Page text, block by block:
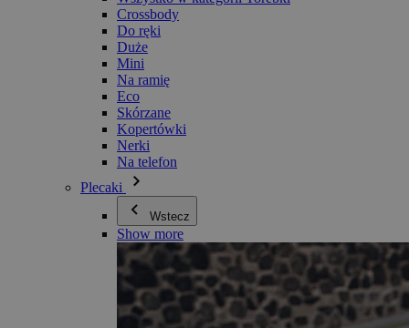
Crossbody
Do ręki
Duże
Mini
Na ramię
Eco
Skórzane
Kopertówki
Nerki
Na telefon
Plecaki
Wstecz
Show more